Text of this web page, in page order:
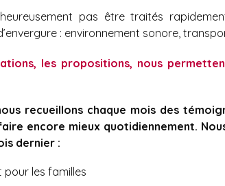
pas être traités
: environnement sonore,
les propositions, nous
recueillons chaque mois des
encore mieux quotidiennement.
dernier :
pour les familles